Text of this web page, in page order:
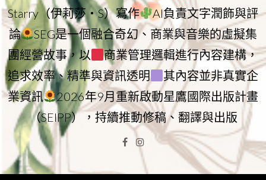
Starry（伊莉莎・S）寫作
AI負責文字潤飾與評
論
SEG是一個融合奇幻、商業與音樂的虛擬集
團經營故事，以
商業管理邏輯進行內容建構，
追求效率、精準與資訊透明
其內容並非真實企
業資訊
2026年9月重新啟動星鷹國際出版計畫
（SEIPP），持續推動修稿、翻譯與出版
Facebook
Instagram